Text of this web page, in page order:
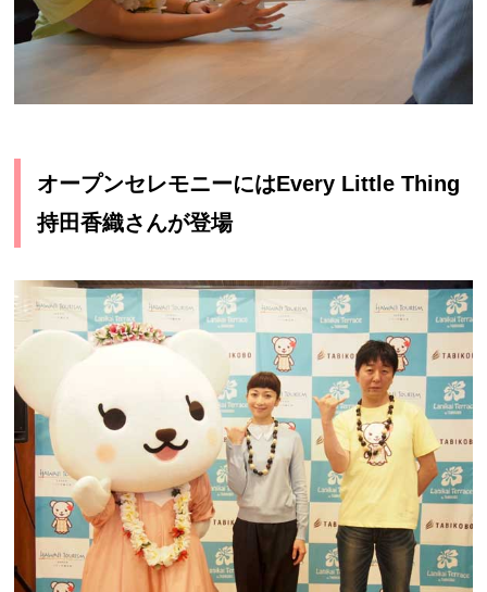
オープンセレモニーにはEvery Little Thing
持田香織さんが登場